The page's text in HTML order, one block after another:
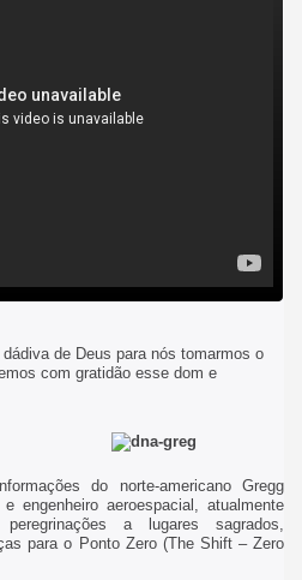
de Deus para nós tomarmos o
com gratidão esse dom e
do norte-americano Gregg
engenheiro aeroespacial, atualmente
a lugares sagrados,
para o Ponto Zero (The Shift – Zero